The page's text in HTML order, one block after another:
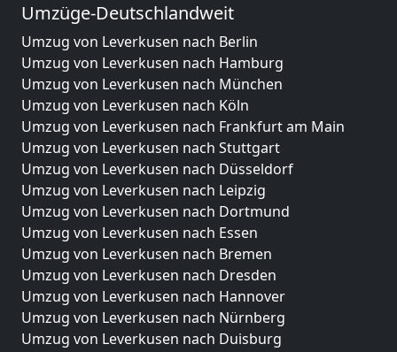
Umzüge-Deutschlandweit
Umzug von Leverkusen nach Berlin
Umzug von Leverkusen nach Hamburg
Umzug von Leverkusen nach München
Umzug von Leverkusen nach Köln
Umzug von Leverkusen nach Frankfurt am Main
Umzug von Leverkusen nach Stuttgart
Umzug von Leverkusen nach Düsseldorf
Umzug von Leverkusen nach Leipzig
Umzug von Leverkusen nach Dortmund
Umzug von Leverkusen nach Essen
Umzug von Leverkusen nach Bremen
Umzug von Leverkusen nach Dresden
Umzug von Leverkusen nach Hannover
Umzug von Leverkusen nach Nürnberg
Umzug von Leverkusen nach Duisburg